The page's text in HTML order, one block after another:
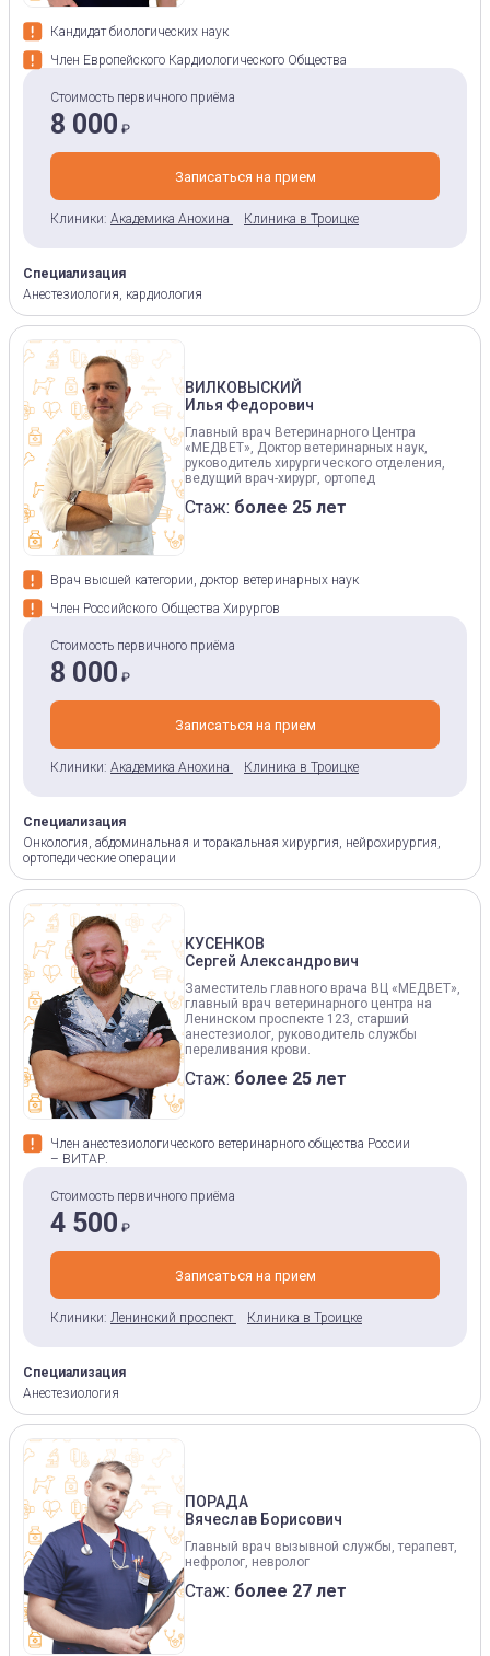
Кандидат биологических наук
Член Европейского Кардиологического Общества
Стоимость первичного приёма
8 000 ₽
Записаться на прием
Клиники: Академика Анохина Клиника в Троицке
Специализация
Анестезиология, кардиология
ВИЛКОВЫСКИЙ
Илья Федорович
Главный врач Ветеринарного Центра
«МЕДВЕТ», Доктор ветеринарных наук,
руководитель хирургического отделения,
ведущий врач-хирург, ортопед
Стаж: более 25 лет
Врач высшей категории, доктор ветеринарных наук
Член Российского Общества Хирургов
Стоимость первичного приёма
8 000 ₽
Записаться на прием
Клиники: Академика Анохина Клиника в Троицке
Специализация
Онкология, абдоминальная и торакальная хирургия, нейрохирургия,
ортопедические операции
КУСЕНКОВ
Сергей Александрович
Заместитель главного врача ВЦ «МЕДВЕТ»,
главный врач ветеринарного центра на
Ленинском проспекте 123, старший
анестезиолог, руководитель службы
переливания крови.
Стаж: более 25 лет
Член анестезиологического ветеринарного общества России
– ВИТАР.
Стоимость первичного приёма
4 500 ₽
Записаться на прием
Клиники: Ленинский проспект Клиника в Троицке
Специализация
Анестезиология
ПОРАДА
Вячеслав Борисович
Главный врач вызывной службы, терапевт,
нефролог, невролог
Стаж: более 27 лет